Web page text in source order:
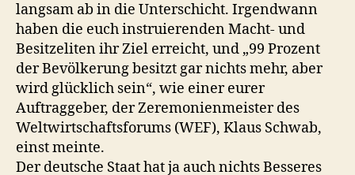
langsam ab in die Unterschicht. Irgendwann
haben die euch instruierenden Macht- und
Besitzeliten ihr Ziel erreicht, und „99 Prozent
der Bevölkerung besitzt gar nichts mehr, aber
wird glücklich sein“, wie einer eurer
Auftraggeber, der Zeremonienmeister des
Weltwirtschaftsforums (WEF), Klaus Schwab,
einst meinte.
Der deutsche Staat hat ja auch nichts Besseres